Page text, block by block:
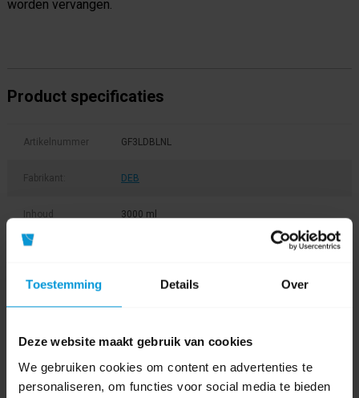
Toestemming Details Over
Deze website maakt gebruik van cookies
We gebruiken cookies om content en advertenties te
personaliseren, om functies voor social media te bieden
worden vervangen.
Product specificaties
Artikelnummer GF3LDBLNL
Fabrikant: DEB
Inhoud 3000 ml
Materiaal
Kleur
dispenser